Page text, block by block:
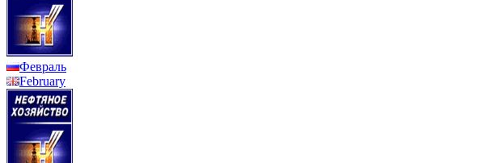
Февраль
February